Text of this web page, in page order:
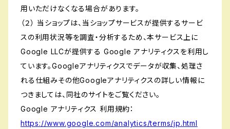
用いただけなくなる場合があります。
（２） 当ショップは、当ショップサービスが提供するサービ
スの利用状況等を調査・分析するため、本サービス上に
Google LLCが提供する Google アナリティクスを利用し
ています。Googleアナリティクスでデータが収集、処理さ
れる仕組みその他Googleアナリティクスの詳しい情報に
つきましては、同社のサイトをご覧ください。
Google アナリティクス 利用規約：
https://www.google.com/analytics/terms/jp.html